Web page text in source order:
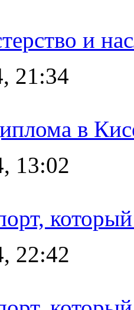
и
21:34
в
13:02
22:42